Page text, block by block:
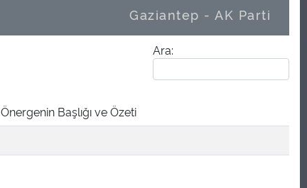
Gaziantep - AK Parti
Ara:
Önergenin Başlığı ve Özeti